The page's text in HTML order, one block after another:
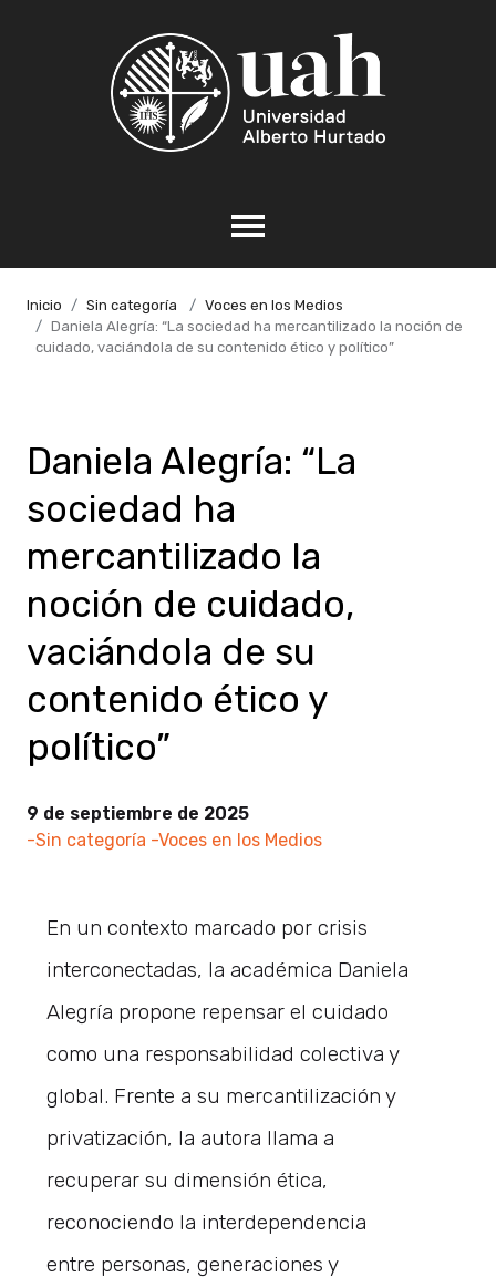
Inicio Sin categoría
Voces en los Medios
Daniela Alegría: “La sociedad ha mercantilizado la noción de
cuidado, vaciándola de su contenido ético y político”
Daniela Alegría: “La
sociedad ha
mercantilizado la
noción de cuidado,
vaciándola de su
contenido ético y
político”
9 de septiembre de 2025
-Sin categoría -Voces en los Medios
En un contexto marcado por crisis
interconectadas, la académica Daniela
Alegría propone repensar el cuidado
como una responsabilidad colectiva y
global. Frente a su mercantilización y
privatización, la autora llama a
recuperar su dimensión ética,
reconociendo la interdependencia
entre personas, generaciones y